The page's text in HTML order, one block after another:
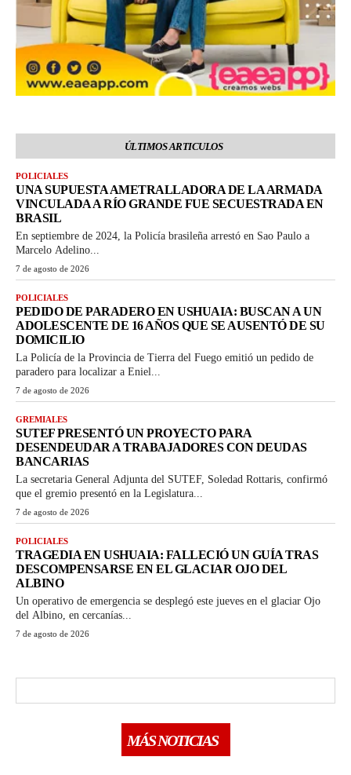
ÚLTIMOS ARTICULOS
POLICIALES
UNA SUPUESTA AMETRALLADORA DE LA ARMADA
VINCULADA A RÍO GRANDE FUE SECUESTRADA EN
BRASIL
En septiembre de 2024, la Policía brasileña arrestó en Sao Paulo a
Marcelo Adelino...
7 de agosto de 2026
POLICIALES
PEDIDO DE PARADERO EN USHUAIA: BUSCAN A UN
ADOLESCENTE DE 16 AÑOS QUE SE AUSENTÓ DE SU
DOMICILIO
La Policía de la Provincia de Tierra del Fuego emitió un pedido de
paradero para localizar a Eniel...
7 de agosto de 2026
GREMIALES
SUTEF PRESENTÓ UN PROYECTO PARA
DESENDEUDAR A TRABAJADORES CON DEUDAS
BANCARIAS
La secretaria General Adjunta del SUTEF, Soledad Rottaris, confirmó
que el gremio presentó en la Legislatura...
7 de agosto de 2026
POLICIALES
TRAGEDIA EN USHUAIA: FALLECIÓ UN GUÍA TRAS
DESCOMPENSARSE EN EL GLACIAR OJO DEL
ALBINO
Un operativo de emergencia se desplegó este jueves en el glaciar Ojo
del Albino, en cercanías...
7 de agosto de 2026
MÁS NOTICIAS